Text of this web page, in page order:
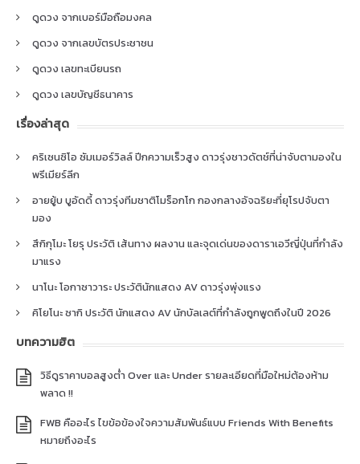
ดูดวง จากเบอร์มือถือมงคล
ดูดวง จากเลขบัตรประชาชน
ดูดวง เลขทะเบียนรถ
ดูดวง เลขบัญชีธนาคาร
เรื่องล่าสุด
คริเซนซิโอ ซัมเมอร์วิลล์ ปีกความเร็วสูง ดาวรุ่งชาวดัตช์ที่น่าจับตามองใน
พรีเมียร์ลีก
อายยู้บ บูอัดดี้ ดาวรุ่งทีมชาติโมร็อกโก กองกลางอัจฉริยะที่ยุโรปจับตา
มอง
สึกิกุโมะ โยรุ ประวัติ เส้นทาง ผลงาน และจุดเด่นของดาราเอวีญี่ปุ่นที่กำลัง
มาแรง
นาโนะ โอกาซาวาระ ประวัตินักแสดง AV ดาวรุ่งพุ่งแรง
คิโยโนะ ซากิ ประวัติ นักแสดง AV นักบัลเลต์ที่กำลังถูกพูดถึงในปี 2026
บทความฮิต
วิธีดูราคาบอลสูงต่ำ Over และ Under รายละเอียดที่มือใหม่ต้องห้าม
พลาด !!
FWB คืออะไร ไขข้อข้องใจความสัมพันธ์แบบ Friends With Benefits
หมายถึงอะไร